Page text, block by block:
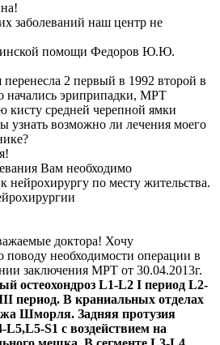
заболеваний наш центр не
помощи Федоров Ю.Ю.
перенесла 2 первый в 1992 второй в
начались эриприпадки, МРТ
кисту средней черепной ямки
узнать возможно ли лечения моего
Вам необходимо
нейрохирургу по месту жительства.
доктора! Хочу
поводу необходимости операции в
заключения МРТ от 30.04.2013г.
остеохондроз L1-L2 I период L2-
период. В краниальных отделах
Шморля. Задняя протузия
S1 с воздействием на